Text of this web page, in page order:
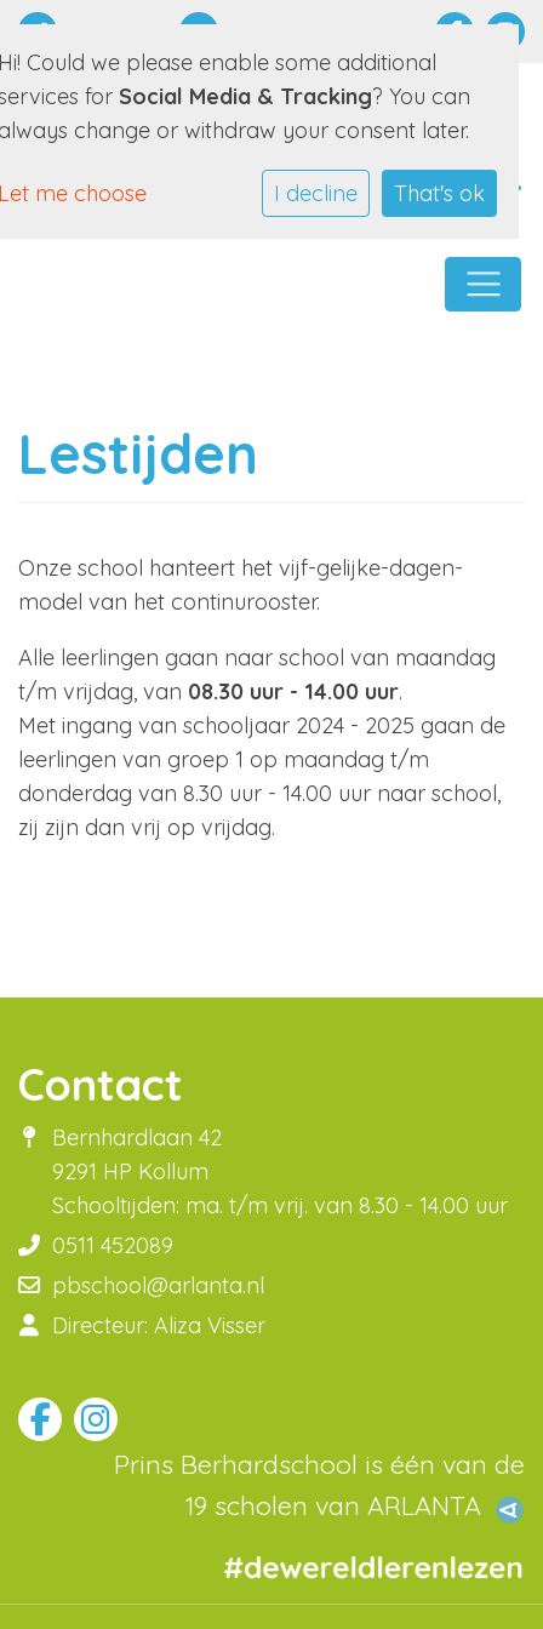
Lestijden
Onze school hanteert het vijf-gelijke-dagen-
model van het continurooster.
Alle leerlingen gaan naar school van maandag
t/m vrijdag, van 08.30 uur - 14.00 uur.
Met ingang van schooljaar 2024 - 2025 gaan de
leerlingen van groep 1 op maandag t/m
donderdag van 8.30 uur - 14.00 uur naar school,
zij zijn dan vrij op vrijdag.
Contact
Bernhardlaan 42
9291 HP Kollum
Schooltijden: ma. t/m vrij. van 8.30 - 14.00 uur
0511 452089
pbschool@arlanta.nl
Directeur: Aliza Visser
Prins Berhardschool is één van de
19 scholen van ARLANTA
Could we please enable some additional
for Social Media & Tracking? You can
change or withdraw your consent later.
me choose I decline That's ok